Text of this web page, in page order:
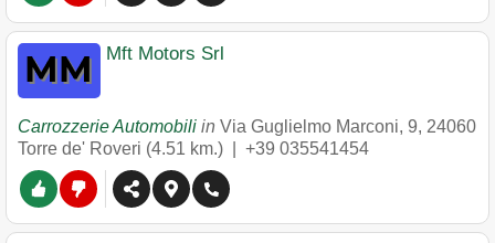
Mft Motors Srl
Carrozzerie Automobili in Via Guglielmo Marconi, 9, 24060
Torre de' Roveri (4.51 km.) | +39 035541454